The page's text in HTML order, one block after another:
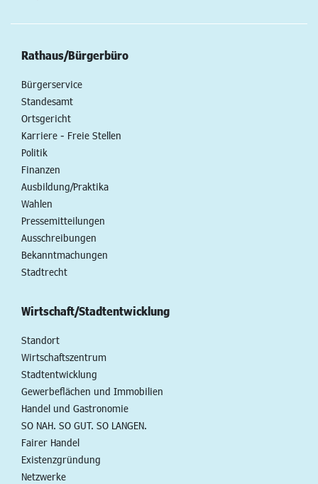
Rathaus/Bürgerbüro
Bürgerservice
Standesamt
Ortsgericht
Karriere - Freie Stellen
Politik
Finanzen
Ausbildung/Praktika
Wahlen
Pressemitteilungen
Ausschreibungen
Bekanntmachungen
Stadtrecht
Wirtschaft/Stadtentwicklung
Standort
Wirtschaftszentrum
Stadtentwicklung
Gewerbeflächen und Immobilien
Handel und Gastronomie
SO NAH. SO GUT. SO LANGEN.
Fairer Handel
Existenzgründung
Netzwerke